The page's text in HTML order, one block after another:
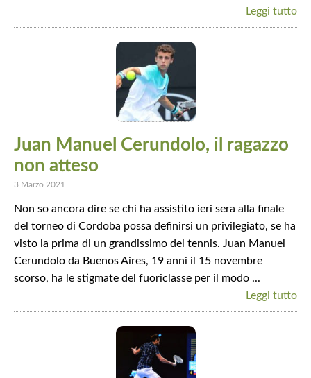
Leggi tutto
Juan Manuel Cerundolo, il ragazzo
non atteso
3 Marzo 2021
Non so ancora dire se chi ha assistito ieri sera alla finale
del torneo di Cordoba possa definirsi un privilegiato, se ha
visto la prima di un grandissimo del tennis. Juan Manuel
Cerundolo da Buenos Aires, 19 anni il 15 novembre
scorso, ha le stigmate del fuoriclasse per il modo ...
Leggi tutto